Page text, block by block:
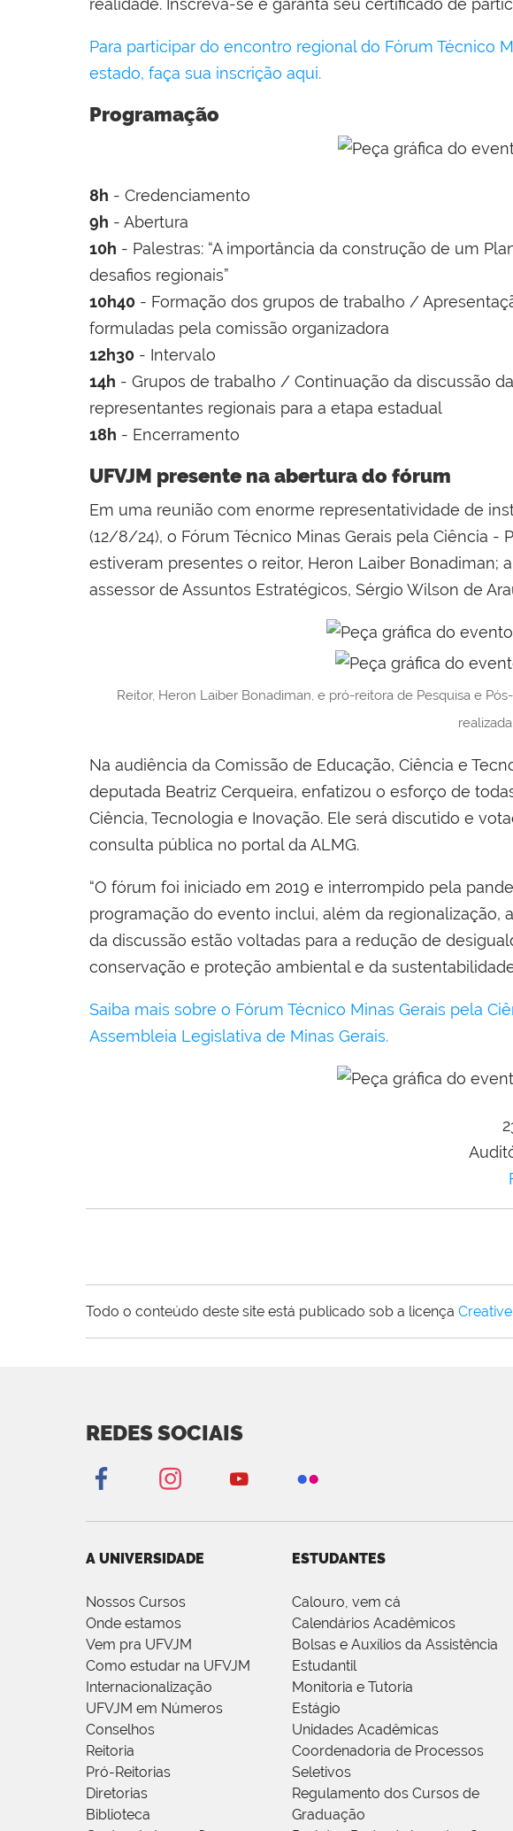
realidade. Inscreva-se e garanta seu certificado de
Para participar do encontro regional do Fórum Técnico
estado, faça sua inscrição aqui.
Programação
8h - Credenciamento
9h - Abertura
10h - Palestras: “A importância da construção de um
desafios regionais”
10h40 - Formação dos grupos de trabalho /
formuladas pela comissão organizadora
12h30 - Intervalo
14h - Grupos de trabalho / Continuação da discussão
representantes regionais para a etapa estadual
18h - Encerramento
UFVJM presente na abertura do fórum
Em uma reunião com enorme representatividade de
(12/8/24), o Fórum Técnico Minas Gerais pela Ciência
estiveram presentes o reitor, Heron Laiber Bonadiman;
assessor de Assuntos Estratégicos, Sérgio Wilson de
Reitor, Heron Laiber Bonadiman, e pró-reitora de Pesquisa e
Na audiência da Comissão de Educação, Ciência e
deputada Beatriz Cerqueira, enfatizou o esforço de
Ciência, Tecnologia e Inovação. Ele será discutido e
consulta pública no portal da ALMG.
“O fórum foi iniciado em 2019 e interrompido pela
programação do evento inclui, além da regionalização,
da discussão estão voltadas para a redução de
conservação e proteção ambiental e da
Saiba mais sobre o Fórum Técnico Minas Gerais pela
Assembleia Legislativa de Minas Gerais.
Todo o conteúdo deste site está publicado sob a licença
REDES SOCIAIS
A UNIVERSIDADE
Nossos Cursos
Onde estamos
Vem pra UFVJM
Como estudar na UFVJM
Internacionalização
UFVJM em Números
Conselhos
Reitoria
Pró-Reitorias
Diretorias
Biblioteca
ESTUDANTES
Calouro, vem cá
Calendários Acadêmicos
Bolsas e Auxílios da Assistência
Estudantil
Monitoria e Tutoria
Estágio
Unidades Acadêmicas
Coordenadoria de Processos
Seletivos
Regulamento dos Cursos de
Graduação